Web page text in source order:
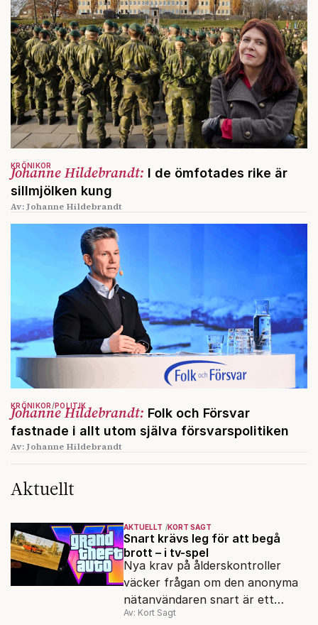
Johanne Hildebrandt: I de ömfotades rike är
sillmjölken kung
KRÖNIKOR
Av: Johanne Hildebrandt
Johanne Hildebrandt: Folk och Försvar
fastnade i allt utom själva försvarspolitiken
KRÖNIKOR POLITIK
Av: Johanne Hildebrandt
Aktuellt
AKTUELLT KORT SAGT
Snart krävs leg för att begå
brott – i tv-spel
Nya krav på ålderskontroller
väcker frågan om den anonyma
nätanvändaren snart är ett
minne blott.
Av: Kort Sagt